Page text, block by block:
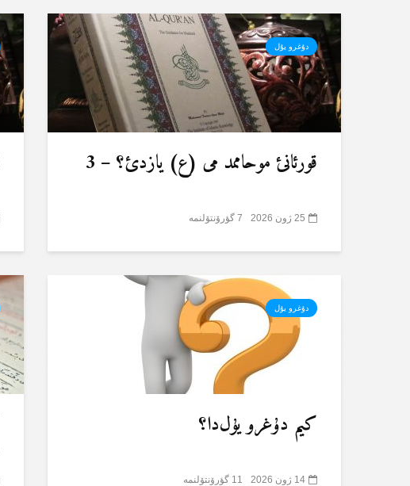
دۇغرو یۇل
قورئانئ موحاممد می (ع) یازدئ؟ – 3
25 ژون 2026 7 گؤرۆنتۆلنمە
دۇغرو یۇل
کیم دۇغرو یۇل‌دا؟
14 ژون 2026 11 گؤرۆنتۆلنمە